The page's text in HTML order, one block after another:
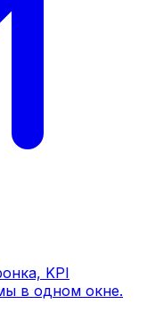
KPI
в одном окне.